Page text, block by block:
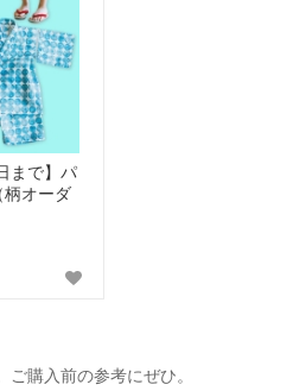
まで】パ
柄オーダ
購入前の参考にぜひ。